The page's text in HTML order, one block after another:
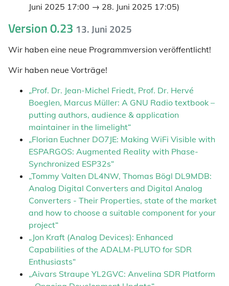
Juni 2025 17:00 → 28. Juni 2025 17:05)
Version 0.23 13. Juni 2025
Wir haben eine neue Programmversion veröffentlicht!
Wir haben neue Vorträge!
„Prof. Dr. Jean-Michel Friedt, Prof. Dr. Hervé
Boeglen, Marcus Müller: A GNU Radio textbook –
putting authors, audience & application
maintainer in the limelight“
„Florian Euchner DO7JE: Making WiFi Visible with
ESPARGOS: Augmented Reality with Phase-
Synchronized ESP32s“
„Tommy Valten DL4NW, Thomas Bögl DL9MDB:
Analog Digital Converters and Digital Analog
Converters - Their Properties, state of the market
and how to choose a suitable component for your
project“
„Jon Kraft (Analog Devices): Enhanced
Capabilities of the ADALM-PLUTO for SDR
Enthusiasts“
„Aivars Straupe YL2GVC: Anvelina SDR Platform